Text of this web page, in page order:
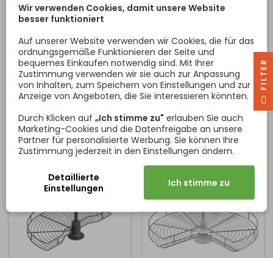
Eckmechanismus für die
Küche mit Dämpfung in
exklusivem Design aus
Stahl. Der Mechanismus
dämpft sowohl beim
Öffnen als auch beim
Schließen. Wahlweise für
Türbreiten von 400 mm,
450 mm, 500 mm oder 550
mm. Der Beschlag ist
universell sowohl für die
linke als auch für die rechte
Seite geeignet.
Mindestschrankbreite für
600 450 mm -...
Preis
328,86 €
 In den Warenkorb
Schwenkbares System mit
Eckschränke, das
höhenverstellbar ist und in
einer Länge von 740 mm
erhältlich ist. Das
Mindestmaß der Tür
beträgt 450 mm.
Preis
90,00 €
 In den Warenkorb
Wir verwenden Cookies, damit unsere Website
besser funktioniert
Auf unserer Website verwenden wir Cookies, die für das
ordnungsgemäße Funktionieren der Seite und
bequemes Einkaufen notwendig sind. Mit Ihrer
Zustimmung verwenden wir sie auch zur Anpassung
von Inhalten, zum Speichern von Einstellungen und zur
Anzeige von Angeboten, die Sie interessieren könnten.
Durch Klicken auf „Ich stimme zu" erlauben Sie auch
Marketing-Cookies und die Datenfreigabe an unsere
Partner für personalisierte Werbung. Sie können Ihre
Zustimmung jederzeit in den Einstellungen ändern.
Detaillierte
Einstellungen
Ich stimme zu
R